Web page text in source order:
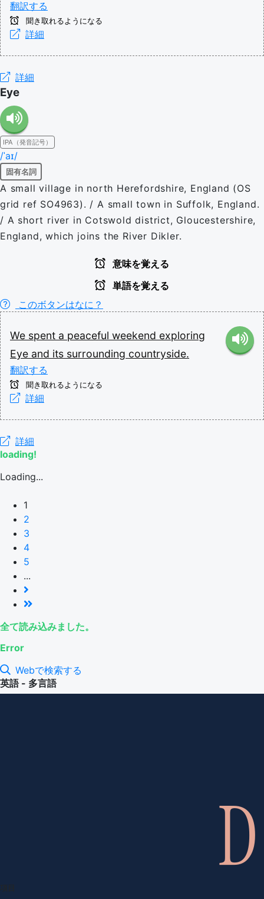
翻訳する
聞き取れるようになる
詳細
詳細
Eye
IPA（発音記号）
/ˈaɪ/
固有名詞
A small village in north Herefordshire, England (OS
grid ref SO4963). / A small town in Suffolk, England.
/ A short river in Cotswold district, Gloucestershire,
England, which joins the River Dikler.
意味を覚える
単語を覚える
このボタンはなに？
We spent a peaceful weekend exploring
Eye and its surrounding countryside.
翻訳する
聞き取れるようになる
詳細
詳細
loading!
Loading...
1
2
3
4
5
...
全て読み込みました。
Error
Webで検索する
英語 - 多言語